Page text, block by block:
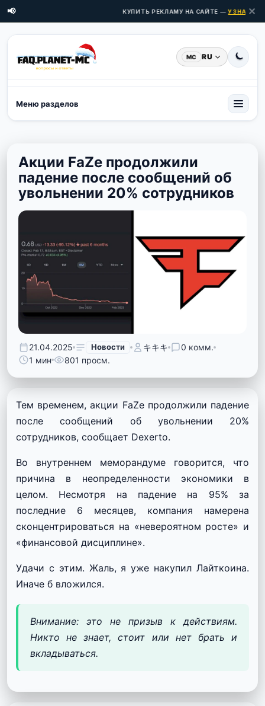
📢 КУПИТЬ РЕКЛАМУ НА САЙТЕ —УЗНАТЬ✕
MC RU
Меню разделов
Акции FaZe продолжили
падение после сообщений об
увольнении 20% сотрудников
21.04.2025 Новости キキキ
0 комм.
1 мин
801 просм.
Тем временем, акции FaZe продолжили падение
после сообщений об увольнении 20%
сотрудников, сообщает Dexerto.
Во внутреннем меморандуме говорится, что
причина в неопределенности экономики в
целом. Несмотря на падение на 95% за
последние 6 месяцев, компания намерена
сконцентрироваться на «невероятном росте» и
«финансовой дисциплине».
Удачи с этим. Жаль, я уже накупил Лайткоина.
Иначе б вложился.
Внимание: это не призыв к действиям.
Никто не знает, стоит или нет брать и
вкладываться.